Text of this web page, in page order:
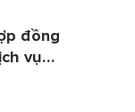
đồng
vụ